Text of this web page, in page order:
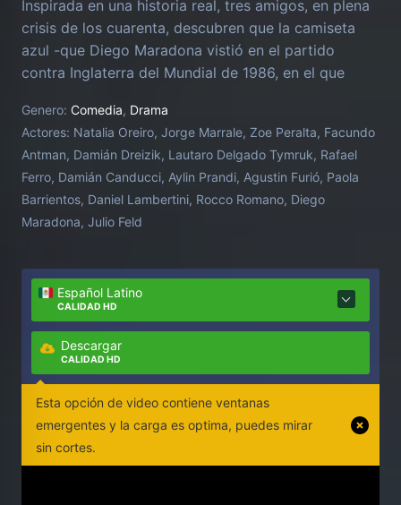
Inspirada en una historia real, tres amigos, en plena
crisis de los cuarenta, descubren que la camiseta
azul -que Diego Maradona vistió en el partido
contra Inglaterra del Mundial de 1986, en el que
subastada, se encuentra en un museo inglés, lo que
les motiva a buscarla.
Genero: Comedia, Drama
Actores: Natalia Oreiro, Jorge Marrale, Zoe Peralta, Facundo
Antman, Damián Dreizik, Lautaro Delgado Tymruk, Rafael
Ferro, Damián Canducci, Aylin Prandi, Agustin Furió, Paola
Barrientos, Daniel Lambertini, Rocco Romano, Diego
Maradona, Julio Feld
Español Latino
CALIDAD HD
Descargar
CALIDAD HD
Esta opción de video contiene ventanas
emergentes y la carga es optima, puedes mirar
sin cortes.